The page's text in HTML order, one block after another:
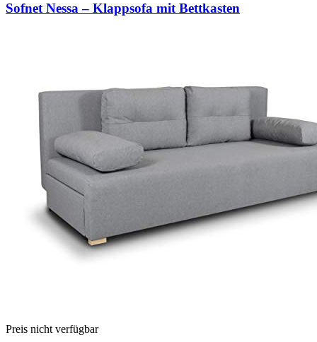
Sofnet Nessa – Klappsofa mit Bettkasten
Preis nicht verfügbar